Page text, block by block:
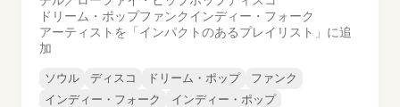
ドリーム・ポップファンクインディー・フォーク
アーティストを「インパクトのあるプレイリスト」に追
加
ソウル ディスコ ドリーム・ポップ
ファンク
インディー・フォーク
インディー・ポップ